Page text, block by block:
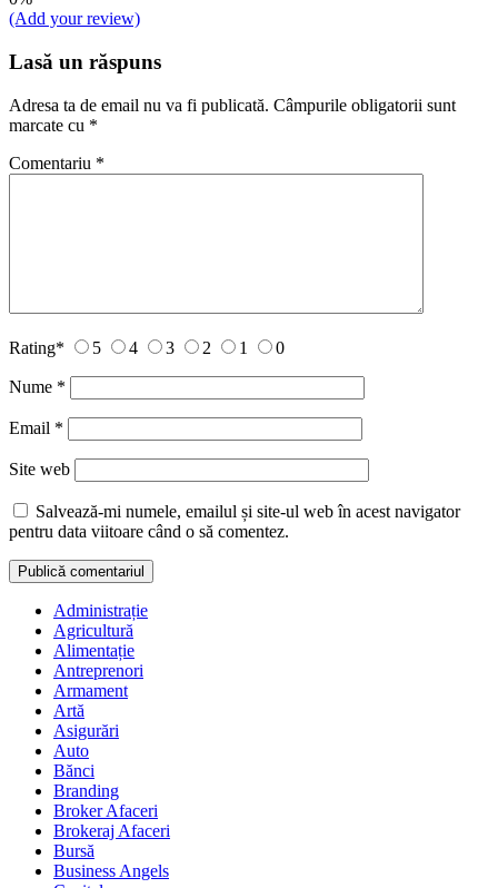
(Add your review)
Lasă un răspuns
Adresa ta de email nu va fi publicată. Câmpurile obligatorii sunt
marcate cu *
Comentariu *
Rating* 5 4 3 2 1 0
Nume *
Email *
Site web
Salvează-mi numele, emailul și site-ul web în acest navigator
pentru data viitoare când o să comentez.
Administrație
Agricultură
Alimentație
Antreprenori
Armament
Artă
Asigurări
Auto
Bănci
Branding
Broker Afaceri
Brokeraj Afaceri
Bursă
Business Angels